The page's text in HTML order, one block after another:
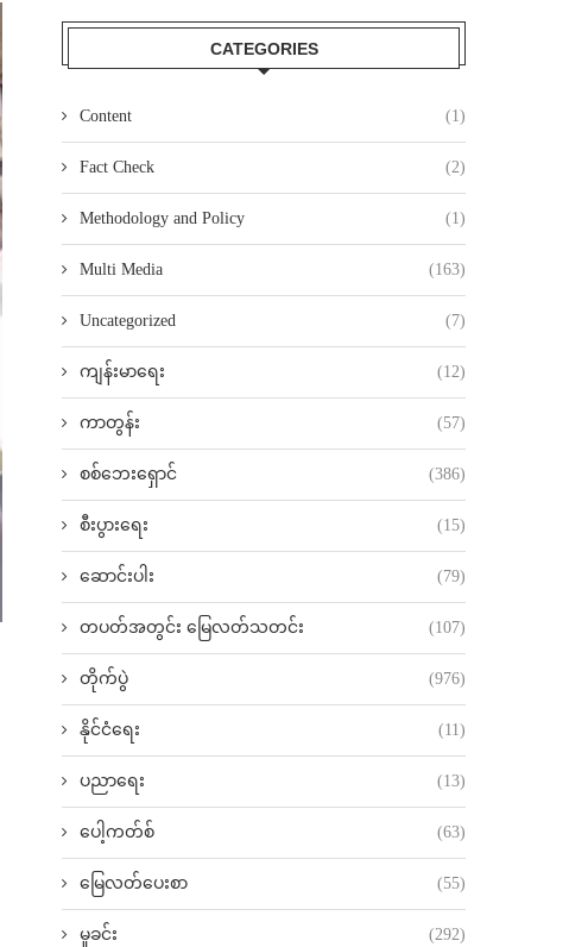
CATEGORIES
Content (1)
Fact Check (2)
Methodology and Policy (1)
Multi Media (163)
Uncategorized (7)
ကျန်းမာရေး (12)
ကာတွန်း (57)
စစ်ဘေးရှောင် (386)
စီးပွားရေး (15)
ဆောင်းပါး (79)
တပတ်အတွင်း မြေလတ်သတင်း (107)
တိုက်ပွဲ (976)
နိုင်ငံရေး (11)
ပညာရေး (13)
ပေါ့ကတ်စ် (63)
မြေလတ်ပေးစာ (55)
မှုခင်း (292)